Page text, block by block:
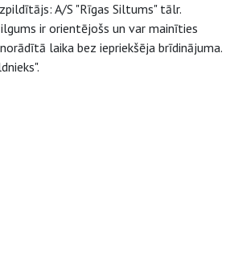
A/S "Rīgas Siltums" tālr.
ir orientējošs un var mainīties
laika bez iepriekšēja brīdinājuma.